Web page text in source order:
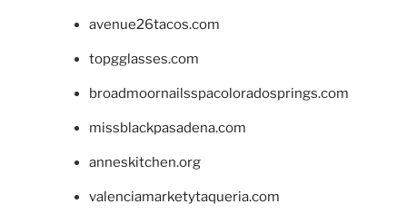
avenue26tacos.com
topgglasses.com
broadmoornailsspacoloradosprings.com
missblackpasadena.com
anneskitchen.org
valenciamarketytaqueria.com